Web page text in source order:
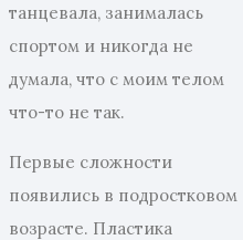
танцевала, занималась
спортом и никогда не
думала, что с моим телом
что-то не так.
Первые сложности
появились в подростковом
возрасте. Пластика